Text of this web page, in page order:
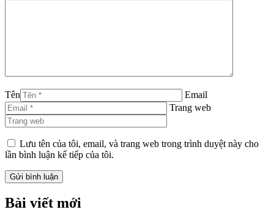
Tên
Email
Trang web
Lưu tên của tôi, email, và trang web trong trình duyệt này cho
lần bình luận kế tiếp của tôi.
Bài viết mới